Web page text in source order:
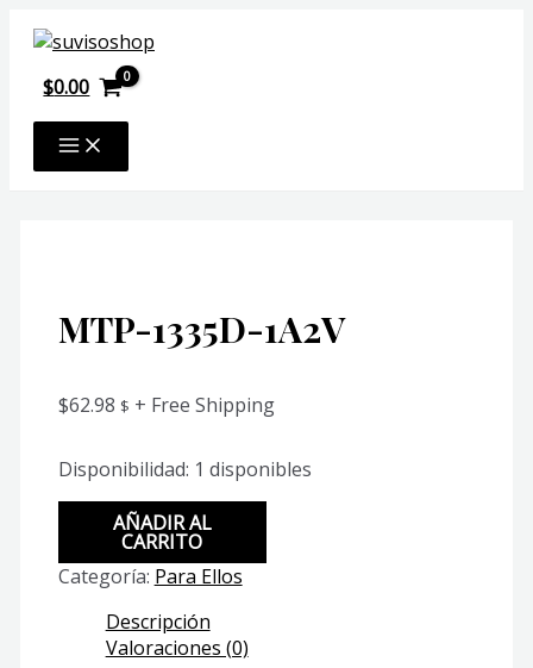
contenido
$0.00
MAIN
MENU
MTP-1335D-1A2V
$62.98 $ + Free Shipping
Disponibilidad: 1 disponibles
1335D-
1A2V
cantidad
AÑADIR AL
CARRITO
Categoría: Para Ellos
Descripción
Valoraciones (0)